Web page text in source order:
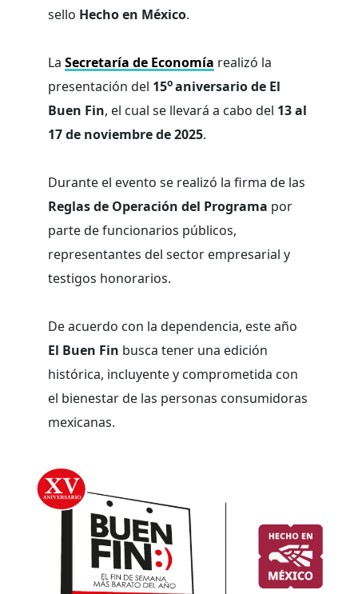
sello Hecho en México.
La Secretaría de Economía realizó la
presentación del 15oaniversario de El
Buen Fin, el cual se llevará a cabo del 13 al
17 de noviembre de 2025.
Durante el evento se realizó la firma de las
Reglas de Operación del Programa por
parte de funcionarios públicos,
representantes del sector empresarial y
testigos honorarios.
De acuerdo con la dependencia, este año
El Buen Fin busca tener una edición
histórica, incluyente y comprometida con
el bienestar de las personas consumidoras
mexicanas.